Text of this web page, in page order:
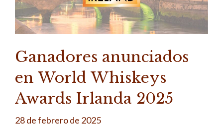
Ganadores anunciados
en World Whiskeys
Awards Irlanda 2025
28 de febrero de 2025